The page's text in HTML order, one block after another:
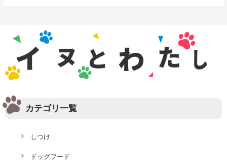
カテゴリ一覧
しつけ
ドッグフード